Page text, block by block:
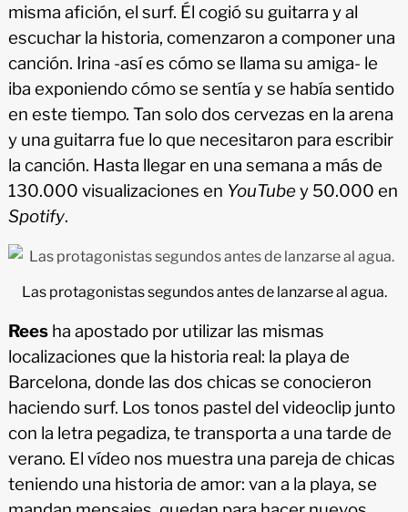
misma afición, el surf. Él cogió su guitarra y al
escuchar la historia, comenzaron a componer una
canción. Irina -así es cómo se llama su amiga- le
iba exponiendo cómo se sentía y se había sentido
en este tiempo. Tan solo dos cervezas en la arena
y una guitarra fue lo que necesitaron para escribir
la canción. Hasta llegar en una semana a más de
130.000 visualizaciones en YouTubey 50.000 en
Spotify.
Las protagonistas segundos antes de lanzarse al agua.
Rees ha apostado por utilizar las mismas
localizaciones que la historia real: la playa de
Barcelona, donde las dos chicas se conocieron
haciendo surf. Los tonos pastel del videoclip junto
con la letra pegadiza, te transporta a una tarde de
verano. El vídeo nos muestra una pareja de chicas
teniendo una historia de amor: van a la playa, se